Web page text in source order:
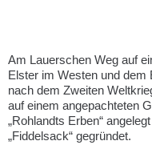
Am Lauerschen Weg auf
Elster im Westen und
nach dem Zweiten
auf einem angepachteten
„Rohlandts Erben“
„Fiddelsack“ gegründet.